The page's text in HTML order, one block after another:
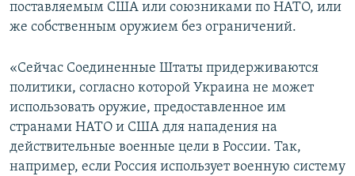
поставляемым США или союзниками по НАТО, или
же собственным оружием без ограничений.
«Сейчас Соединенные Штаты придерживаются
политики, согласно которой Украина не может
использовать оружие, предоставленное им
странами НАТО и США для нападения на
действительные военные цели в России. Так,
например, если Россия использует военную систему